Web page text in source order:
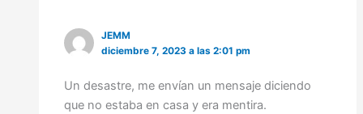
JEMM
diciembre 7, 2023 a las 2:01 pm
Un desastre, me envían un mensaje diciendo
que no estaba en casa y era mentira.